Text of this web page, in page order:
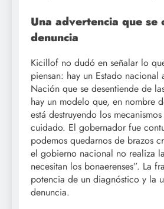
Una advertencia que se
denuncia
Kicillof no dudó en señalar lo
piensan: hay un Estado nacional
Nación que se desentiende de
hay un modelo que, en nombre
está destruyendo los
cuidado. El gobernador fue
podemos quedarnos de brazos
el gobierno nacional no realiza
necesitan los bonaerenses”. La
potencia de un diagnóstico y la
denuncia.